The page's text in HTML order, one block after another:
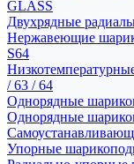
GLASS
Двухрядные
Нержавеющие
S64
/ 63 / 64
Однорядные
Однорядные
Упорные